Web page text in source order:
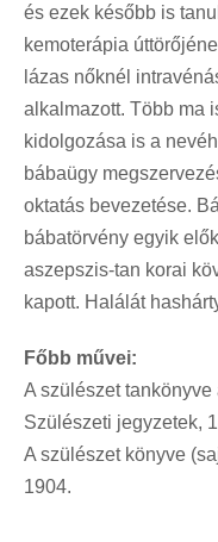
és ezek később is
kemoterápia
lázas nőknél
alkalmazott. Több ma
kidolgozása is a
bábaügy
oktatás bevezetése.
bábatörvény egyik
aszepszis-tan korai
kapott. Halálát
Főbb művei:
A szülészet
Szülészeti jegyzetek,
A szülészet könyve
1904.